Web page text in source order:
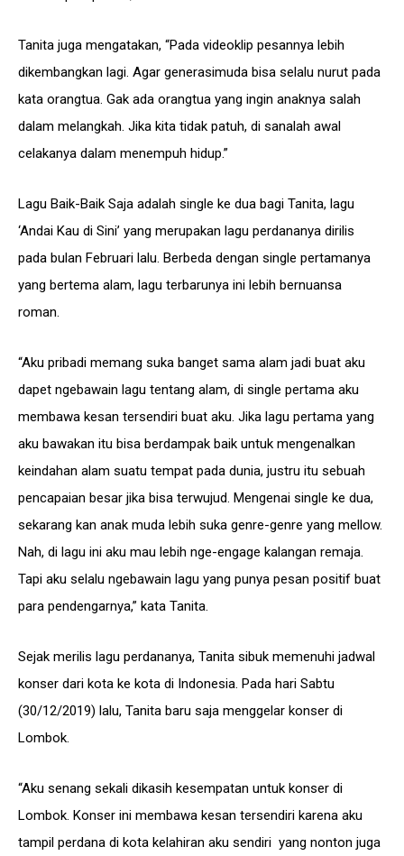
Tanita juga mengatakan, “Pada videoklip pesannya lebih
dikembangkan lagi. Agar generasimuda bisa selalu nurut pada
kata orangtua. Gak ada orangtua yang ingin anaknya salah
dalam melangkah. Jika kita tidak patuh, di sanalah awal
celakanya dalam menempuh hidup.”
Lagu Baik-Baik Saja adalah single ke dua bagi Tanita, lagu
‘Andai Kau di Sini’ yang merupakan lagu perdananya dirilis
pada bulan Februari lalu. Berbeda dengan single pertamanya
yang bertema alam, lagu terbarunya ini lebih bernuansa
roman.
“Aku pribadi memang suka banget sama alam jadi buat aku
dapet ngebawain lagu tentang alam, di single pertama aku
membawa kesan tersendiri buat aku. Jika lagu pertama yang
aku bawakan itu bisa berdampak baik untuk mengenalkan
keindahan alam suatu tempat pada dunia, justru itu sebuah
pencapaian besar jika bisa terwujud. Mengenai single ke dua,
sekarang kan anak muda lebih suka genre-genre yang mellow.
Nah, di lagu ini aku mau lebih nge-engage kalangan remaja.
Tapi aku selalu ngebawain lagu yang punya pesan positif buat
para pendengarnya,” kata Tanita.
Sejak merilis lagu perdananya, Tanita sibuk memenuhi jadwal
konser dari kota ke kota di Indonesia. Pada hari Sabtu
(30/12/2019) lalu, Tanita baru saja menggelar konser di
Lombok.
“Aku senang sekali dikasih kesempatan untuk konser di
Lombok. Konser ini membawa kesan tersendiri karena aku
tampil perdana di kota kelahiran aku sendiri yang nonton juga